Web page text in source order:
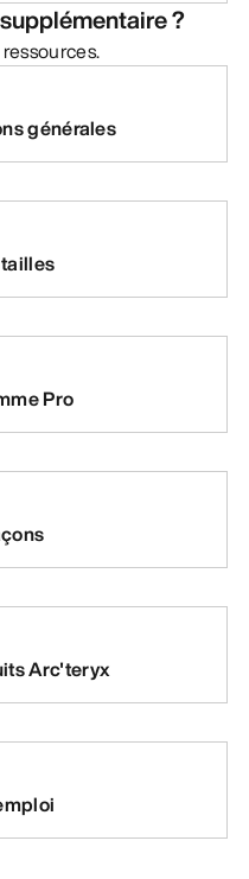
?
générales
Pro
Arc'teryx